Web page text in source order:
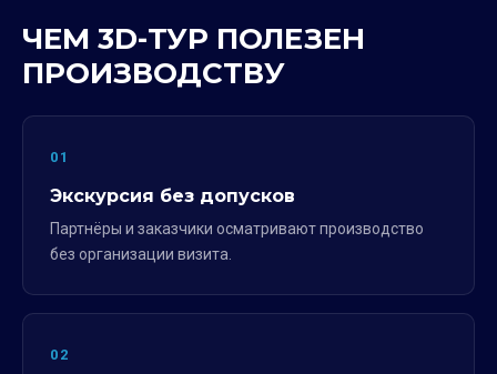
ЧЕМ 3D-ТУР ПОЛЕЗЕН
ПРОИЗВОДСТВУ
01
Экскурсия без допусков
Партнёры и заказчики осматривают производство
без организации визита.
02